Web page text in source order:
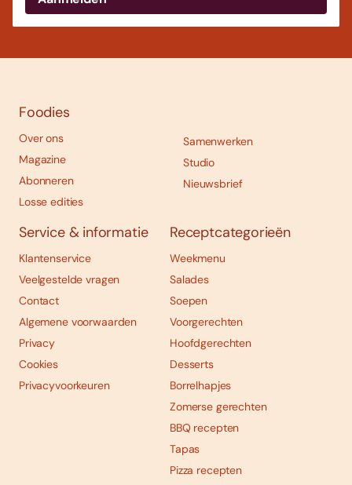
Foodies
Over ons
Magazine
Abonneren
Losse edities
Samenwerken
Studio
Nieuwsbrief
Service & informatie
Klantenservice
Veelgestelde vragen
Contact
Algemene voorwaarden
Privacy
Cookies
Privacyvoorkeuren
Receptcategorieën
Weekmenu
Salades
Soepen
Voorgerechten
Hoofdgerechten
Desserts
Borrelhapjes
Zomerse gerechten
BBQ recepten
Tapas
Pizza recepten